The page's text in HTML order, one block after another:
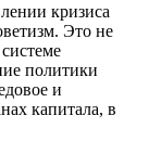
кризиса
Это не
политики
и
капитала, в